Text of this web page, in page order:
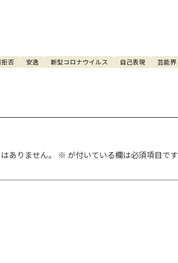
否 安逸 新型コロナウイルス 自己表現 芸能界
ありません。 ※ が付いている欄は必須項目です